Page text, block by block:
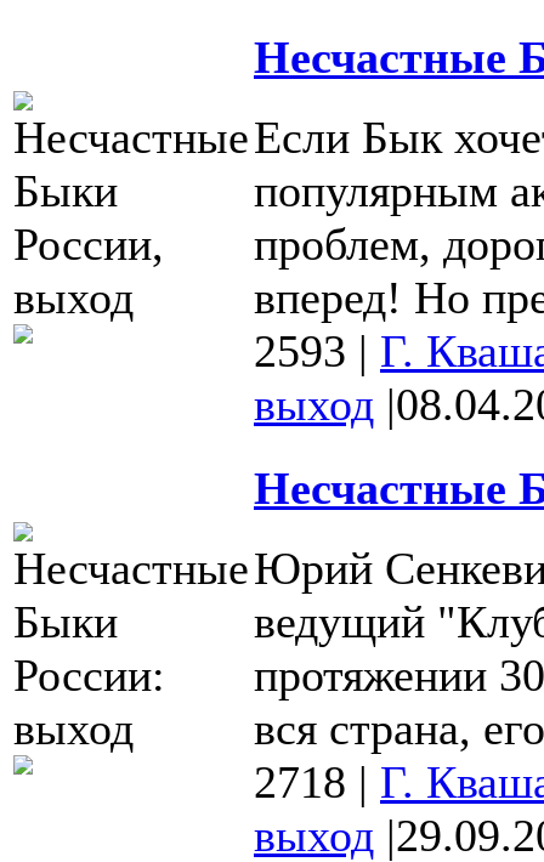
Несчастные
Если Бык
популярным
проблем,
вперед! Но
2593 | Г.
выход |
Несчастные
Юрий
ведущий
протяжении
вся страна,
2718 | Г.
выход |